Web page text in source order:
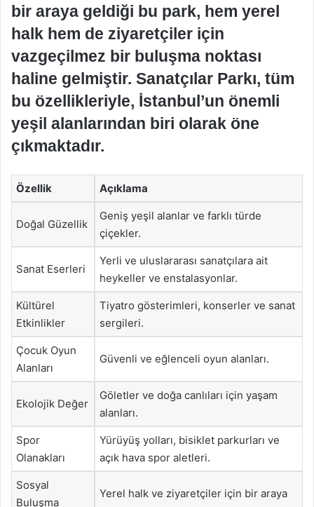
bir araya geldiği bu park, hem yerel
halk hem de ziyaretçiler için
vazgeçilmez bir buluşma noktası
haline gelmiştir. Sanatçılar Parkı, tüm
bu özellikleriyle, İstanbul’un önemli
yeşil alanlarından biri olarak öne
çıkmaktadır.
Özellik Açıklama
Doğal Güzellik
Geniş yeşil alanlar ve farklı türde
çiçekler.
Sanat Eserleri
Yerli ve uluslararası sanatçılara ait
heykeller ve enstalasyonlar.
Kültürel
Etkinlikler
Tiyatro gösterimleri, konserler ve sanat
sergileri.
Çocuk Oyun
Alanları
Güvenli ve eğlenceli oyun alanları.
Ekolojik Değer
Göletler ve doğa canlıları için yaşam
alanları.
Spor
Olanakları
Yürüyüş yolları, bisiklet parkurları ve
açık hava spor aletleri.
Sosyal
Buluşma
Yerel halk ve ziyaretçiler için bir araya